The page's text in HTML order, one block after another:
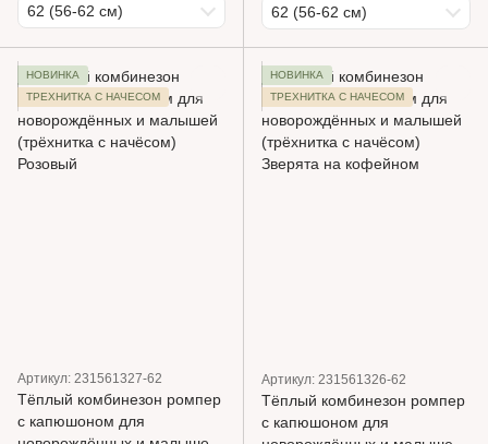
62 (56-62 см) 62 (56-62 см)
НОВИНКА
ТРЕХНИТКА С НАЧЕСОМ
Артикул: 231561327-62
Тёплый комбинезон ромпер
с капюшоном для
НОВИНКА
ТРЕХНИТКА С НАЧЕСОМ
Артикул: 231561326-62
Тёплый комбинезон ромпер
с капюшоном для